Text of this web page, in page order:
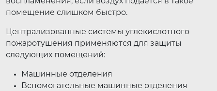
помещение слишком быстро.
Централизованные системы углекислотного
пожаротушения применяются для защиты
следующих помещений:
Машинные отделения
Вспомогательные машинные отделения